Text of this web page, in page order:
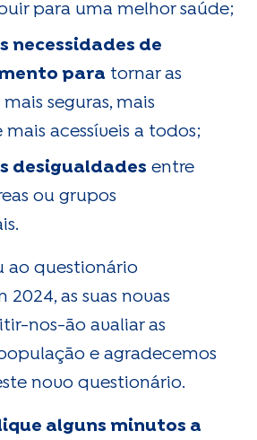
para uma melhor saúde;
necessidades de
para tornar as
seguras, mais
mais acessíveis a todos;
desigualdades entre
ou grupos
ao questionário
2024, as suas novas
nos-ão avaliar as
e agradecemos
novo questionário.
alguns minutos a